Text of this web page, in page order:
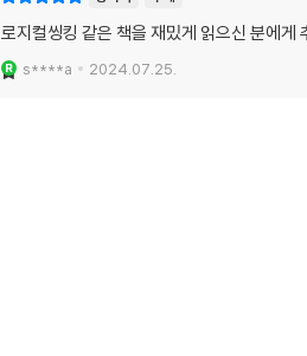
로지컬씽킹 같은 책을 재밌게 읽으신 분에게
s****a 2024.07.25.